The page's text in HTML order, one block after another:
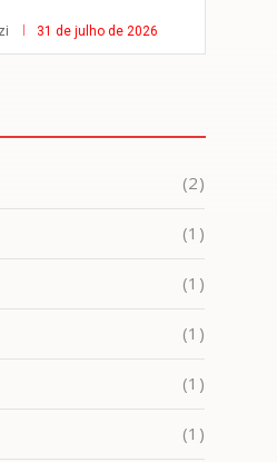
31 de julho de 2026
(2)
(1)
(1)
(1)
(1)
(1)